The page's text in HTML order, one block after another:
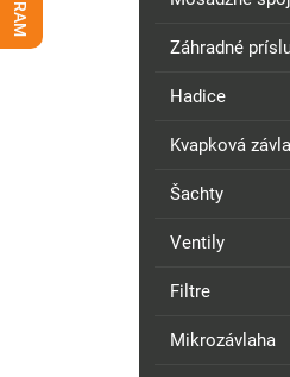
Záhradné
Hadice
Kvapková
Šachty
Ventily
Filtre
Mikrozávlaha